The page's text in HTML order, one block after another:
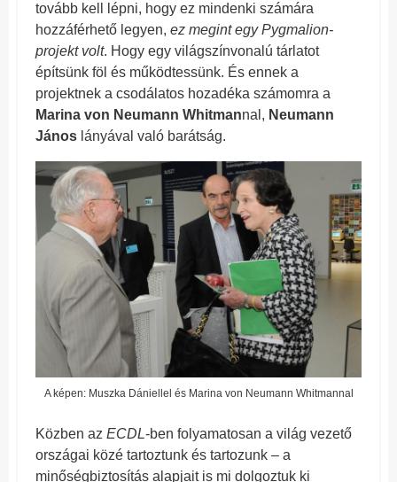
tovább kell lépni, hogy ez mindenki számára
hozzáférhető legyen, ez megint egy Pygmalion-
projekt volt. Hogy egy világszínvonalú tárlatot
építsünk föl és működtessünk. És ennek a
projektnek a csodálatos hozadéka számomra a
Marina von Neumann Whitmannal, Neumann
János lányával való barátság.
A képen: Muszka Dániellel és Marina von Neumann Whitmannal
Közben az ECDL-ben folyamatosan a világ vezető
országai közé tartoztunk és tartozunk – a
minőségbiztosítás alapjait is mi dolgoztuk ki